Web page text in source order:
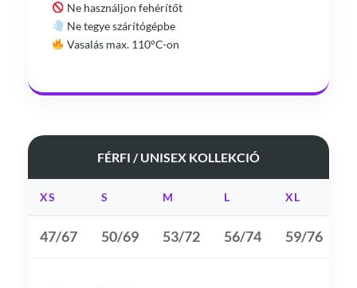
Ne használjon fehérítőt
Ne tegye szárítógépbe
Vasalás max. 110°C-on
FÉRFI / UNISEX KOLLEKCIÓ
XS S M L XL
47/67 50/69 53/72 56/74 59/76